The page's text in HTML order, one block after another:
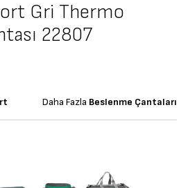
Gri Thermo
22807
Daha Fazla Beslenme Çantaları